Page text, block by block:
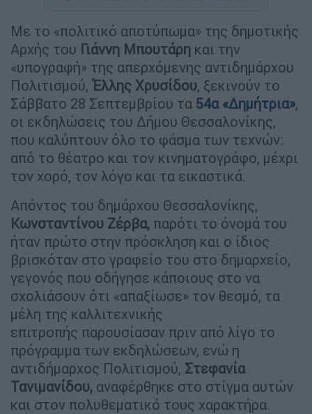
Με το «πολιτικό αποτύπωμα» της δημοτικής
Αρχής του Γιάννη Μπουτάρη και την
«υπογραφή» της απερχόμενης αντιδημάρχου
Πολιτισμού, Έλλης Χρυσίδου, ξεκινούν το
Σάββατο 28 Σεπτεμβρίου τα 54α «Δημήτρια»,
οι εκδηλώσεις του Δήμου Θεσσαλονίκης,
που καλύπτουν όλο το φάσμα των τεχνών:
από το θέατρο και τον κινηματογράφο, μέχρι
τον χορό, τον λόγο και τα εικαστικά.
Απόντος του δημάρχου Θεσσαλονίκης,
Κωνσταντίνου Ζέρβα, παρότι το όνομά του
ήταν πρώτο στην πρόσκληση και ο ίδιος
βρισκόταν στο γραφείο του στο δημαρχείο,
γεγονός που οδήγησε κάποιους στο να
σχολιάσουν ότι «απαξίωσε» τον θεσμό, τα
μέλη της καλλιτεχνικής
επιτροπής παρουσίασαν πριν από λίγο το
πρόγραμμα των εκδηλώσεων, ενώ η
αντιδήμαρχος Πολιτισμού, Στεφανία
Τανιμανίδου, αναφέρθηκε στο στίγμα αυτών
και στον πολυθεματικό τους χαρακτήρα.